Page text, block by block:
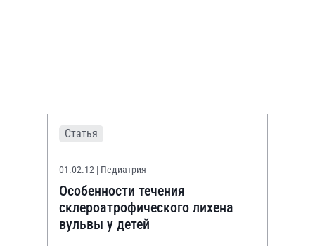
Статья
01.02.12 | Педиатрия
Особенности течения
склероатрофического лихена
вульвы у детей